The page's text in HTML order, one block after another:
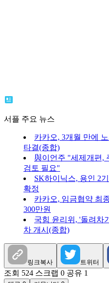
서플 주요 뉴스
카카오, 3개월 만에
타결(종합)
與이언주 "세제개편,
검토 필요"
SK하이닉스, 용인 2
확정
카카오, 임금협약 최
300만원
국힘 윤리위, '돌려차
차 개시(종합)
링크복사 트위터
조회 524 스크랩 0 공유 1